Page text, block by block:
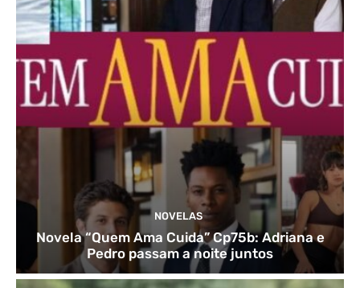
NOVELAS
Novela “Quem Ama Cuida” Cp75b: Adriana e
Pedro passam a noite juntos